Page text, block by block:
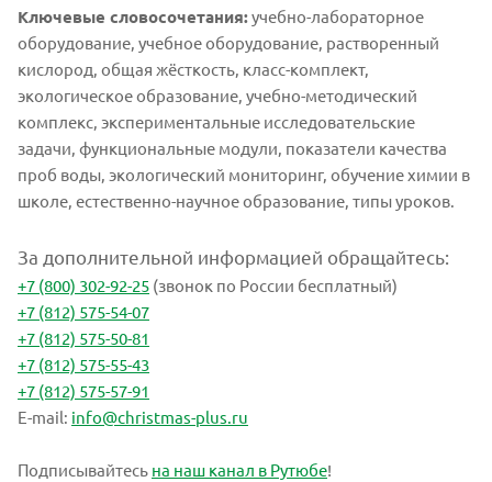
Ключевые словосочетания:учебно-лабораторное
оборудование, учебное оборудование, растворенный
кислород, общая жёсткость, класс-комплект,
экологическое образование, учебно-методический
комплекс, экспериментальные исследовательские
задачи, функциональные модули, показатели качества
проб воды, экологический мониторинг, обучение химии в
школе, естественно-научное образование, типы уроков.
За дополнительной информацией обращайтесь:
+7 (800) 302-92-25 (звонок по России бесплатный)
+7 (812) 575-54-07
+7 (812) 575-50-81
+7 (812) 575-55-43
+7 (812) 575-57-91
E-mail: info@christmas-plus.ru
Подписывайтесь на наш канал в Рутюбе!